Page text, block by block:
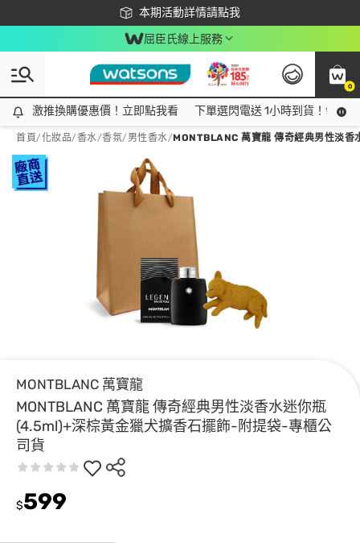
本期活動詳情請點我
下載app最高回饋$350
屈臣氏線上服務
0
激推換購優惠價！立即點我看
激推換購優惠價！立即點我看 下單選閃電送 1小時到貨！領神
首頁/化妝品/香水/香氛/ 男性香水/MONTBLANC 萬寶龍 傳奇經典男性淡
MONTBLANC 萬寶龍
MONTBLANC 萬寶龍 傳奇經典男性淡香水迷你瓶
(4.5ml)+深棕黃金獵犬擴香石擺飾-附提袋-專櫃公
司貨
$599